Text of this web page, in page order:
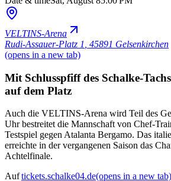
VELTINS-Arena
Rudi-Assauer-Platz 1 45891 Gelsenkirchen
(opens in a new tab)
Mit Schlusspfiff des Schalke-
auf dem Platz
Auch die VELTINS-Arena wird Teil des
Uhr bestreitet die Mannschaft von Chef-
Testspiel gegen Atalanta Bergamo. Das
erreichte in der vergangenen Saison das
Achtelfinale.
Auftickets.schalke04.de(opens in a new tab)